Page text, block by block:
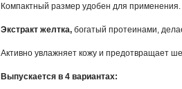
Компактный размер удобен для применения.
Экстракт желтка, богатый протеинами,
Активно увлажняет кожу и предотвращает
Выпускается в 4 вариантах: